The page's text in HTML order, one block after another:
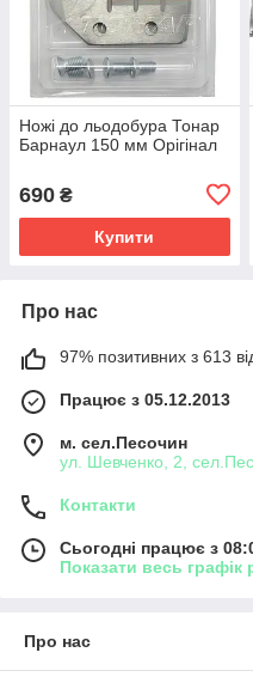
Ножі до льодобура Тонар
Барнаул 150 мм Орігінал
690 ₴
Купити
Про нас
97% позитивних з 613
Працює з 05.12.2013
м. сел.Песочин
ул. Шевченко, 2,
Контакти
Сьогодні працює з
Показати весь графік
Про нас